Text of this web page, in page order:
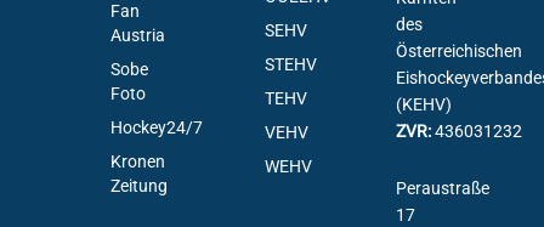
Fan
Austria
Sobe
Foto
Hockey24/7
Kronen
Zeitung
SEHV
STEHV
TEHV
VEHV
WEHV
des
Österreichischen
(KEHV)
ZVR:436031232
Peraustraße
17